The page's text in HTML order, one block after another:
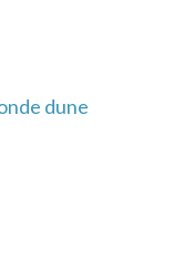
dune